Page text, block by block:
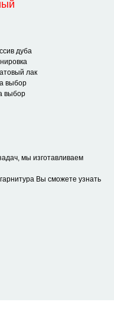
дуба
лак
выбор
выбор
мы изготавливаем
Вы сможете узнать